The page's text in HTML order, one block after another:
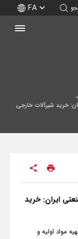
FA
خرید شیرآلات خارجی
ایران: خرید
مواد اولیه و